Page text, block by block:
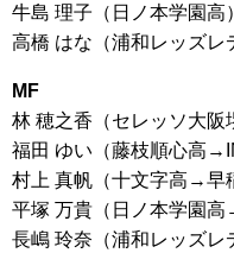
牛島 理子（日ノ本学園高）
高橋 はな（浦和レッズレ
MF
林 穂之香（セレッソ大阪
福田 ゆい（藤枝順心高
村上 真帆（十文字高→早
平塚 万貴（日ノ本学園高
長嶋 玲奈（浦和レッズレ